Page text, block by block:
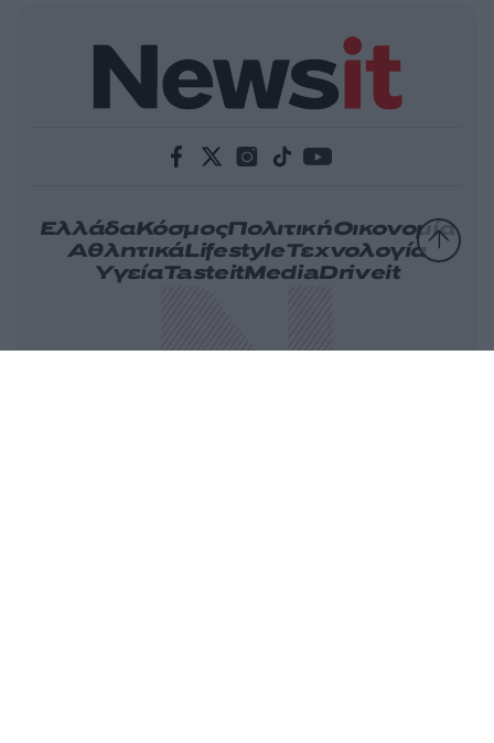
ΕλλάδαΚόσμοςΠολιτικήΟικονομία
ΑθλητικάLifestyleΤεχνολογία
ΥγείαTasteitMediaDriveit